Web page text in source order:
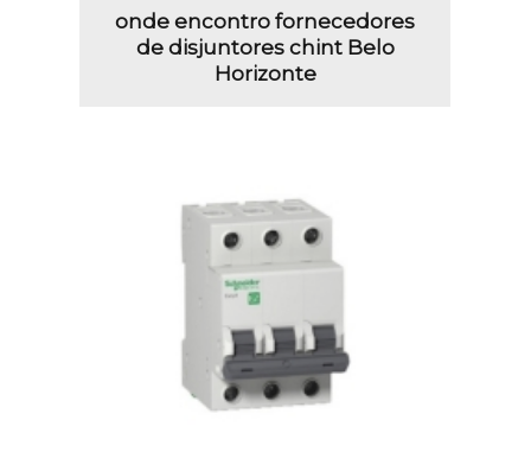
onde encontro fornecedores
de disjuntores chint Belo
Horizonte